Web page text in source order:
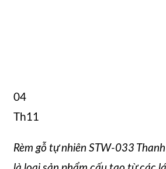
04
Th11
Rèm gỗ tự nhiên STW-033